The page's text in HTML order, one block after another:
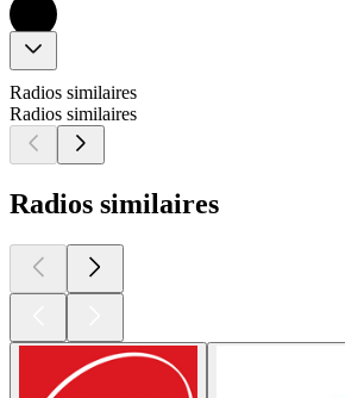
Radios similaires
Radios similaires
Radios similaires